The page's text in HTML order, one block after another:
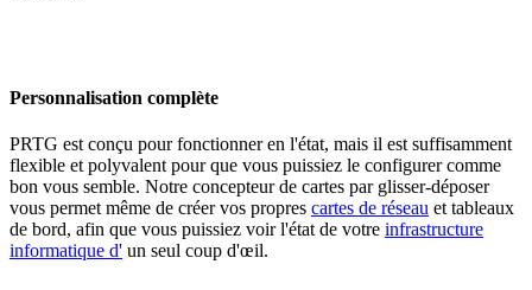
Personnalisation complète
PRTG est conçu pour fonctionner en l'état, mais il est suffisamment
flexible et polyvalent pour que vous puissiez le configurer comme
bon vous semble. Notre concepteur de cartes par glisser-déposer
vous permet même de créer vos propres cartes de réseau et tableaux
de bord, afin que vous puissiez voir l'état de votre infrastructure
informatique d' un seul coup d'œil.